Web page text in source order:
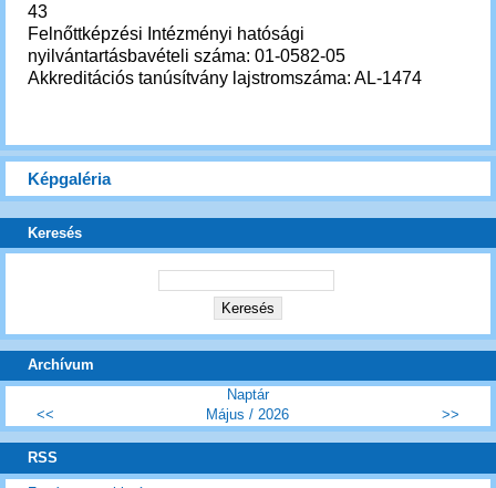
43
Felnőttképzési Intézményi hatósági
nyilvántartásbavételi száma: 01-0582-05
Akkreditációs tanúsítvány lajstromszáma: AL-1474
Képgaléria
Keresés
Archívum
Naptár
<<
Május / 2026 >>
RSS